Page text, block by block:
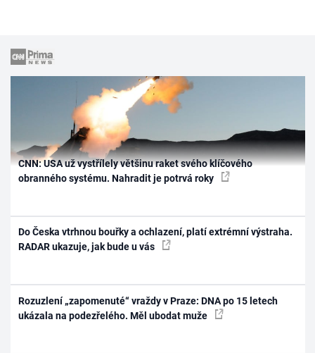
CNN: USA už vystřílely většinu raket svého klíčového
obranného systému. Nahradit je potrvá roky
Do Česka vtrhnou bouřky a ochlazení, platí extrémní výstraha.
RADAR ukazuje, jak bude u vás
Rozuzlení „zapomenuté“ vraždy v Praze: DNA po 15 letech
ukázala na podezřelého. Měl ubodat muže